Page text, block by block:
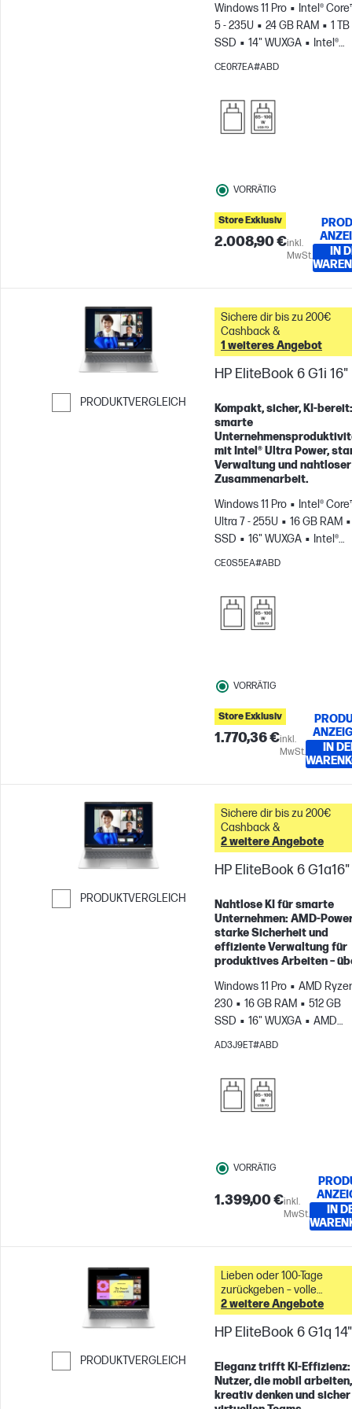
Windows 11 Pro
Intel®
5 - 235U
24 GB RAM
1 TB
SSD
14" WUXGA
Intel®
Grafikkarte
CE0R7EA#ABD
VORRÄTIG
Store Exklusiv
2.008,90 €inkl.
MwSt.
IN
PRODUKTVERGLEICH
Weiter zum Vergleichen
Sichere dir bis zu 200€
Cashback &
1 weiteres Angebot
HP EliteBook 6 G1i 16"
Kompakt, sicher, KI-
smarte
mit Intel® Ultra Power,
Verwaltung und nahtloser
Zusammenarbeit.
Windows 11 Pro
Intel®
Ultra 7 - 255U
16 GB RAM
SSD
16" WUXGA
Intel®
Grafikkarte
CE0S5EA#ABD
VORRÄTIG
Store Exklusiv
1.770,36 €inkl.
MwSt.
IN
PRODUKTVERGLEICH
Weiter zum Vergleichen
Sichere dir bis zu 200€
Cashback &
2 weitere Angebote
HP EliteBook 6 G1a16"
Nahtlose KI für smarte
Unternehmen: AMD-
starke Sicherheit und
effiziente Verwaltung für
produktives Arbeiten –
Windows 11 Pro
AMD
230
16 GB RAM
512 GB
SSD
16" WUXGA
AMD
Radeon™ 760M Grafikkarte
AD3J9ET#ABD
VORRÄTIG
1.399,00 €inkl.
MwSt.
IN
PRODUKTVERGLEICH
Weiter zum Vergleichen
Lieben oder 100-Tage
zurückgeben – volle
Rückerstattung &
2 weitere Angebote
HP EliteBook 6 G1q 14"
Eleganz trifft KI-Effizienz:
Nutzer, die mobil arbeiten,
kreativ denken und